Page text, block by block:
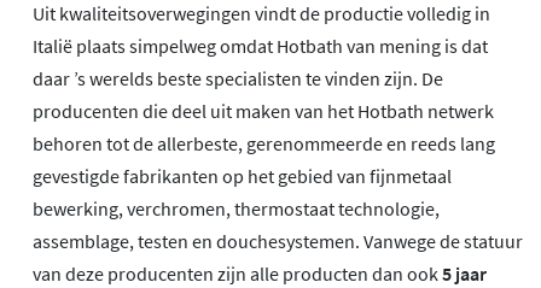
Uit kwaliteitsoverwegingen vindt de productie volledig in
Italië plaats simpelweg omdat Hotbath van mening is dat
daar ’s werelds beste specialisten te vinden zijn. De
producenten die deel uit maken van het Hotbath netwerk
behoren tot de allerbeste, gerenommeerde en reeds lang
gevestigde fabrikanten op het gebied van fijnmetaal
bewerking, verchromen, thermostaat technologie,
assemblage, testen en douchesystemen. Vanwege de statuur
van deze producenten zijn alle producten dan ook5 jaar